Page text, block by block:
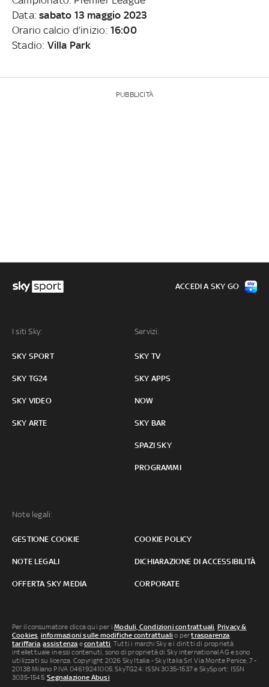
Data:sabato 13 maggio 2023
Orario calcio d’inizio: 16:00
Stadio: Villa Park
PUBBLICITÀ
I siti Sky:
SKY SPORT
SKY TG24
SKY VIDEO
SKY ARTE
Servizi:
SKY TV
SKY APPS
NOW
SKY BAR
SPAZI SKY
PROGRAMMI
Note legali:
GESTIONE COOKIE COOKIE POLICY
NOTE LEGALI DICHIARAZIONE DI ACCESSIBILITÀ
OFFERTA SKY MEDIA CORPORATE
ACCEDI A SKY GO
Per il consumatore clicca qui per iModuli, Condizioni contrattuali Privacy &
Cookies informazioni sulle modifiche contrattuali o pertrasparenza
tariffaria ,assistenza econtatti . Tutti i marchi Sky e i diritti di proprietà
intellettuale in essi contenuti, sono di proprietà di Sky international AG e sono
utilizzati su licenza. Copyright 2026 Sky Italia - Sky Italia Srl Via Monte Penice, 7 -
20138 Milano P.IVA 04619241005. SkyTG24: ISSN 3035-1537 e SkySport: ISSN
3035-1545.Segnalazione Abusi